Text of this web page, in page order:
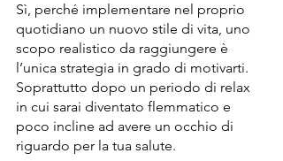
Sì, perché implementare nel proprio
quotidiano un nuovo stile di vita, uno
scopo realistico da raggiungere è
l’unica strategia in grado di motivarti.
Soprattutto dopo un periodo di relax
in cui sarai diventato flemmatico e
poco incline ad avere un occhio di
riguardo per la tua salute.